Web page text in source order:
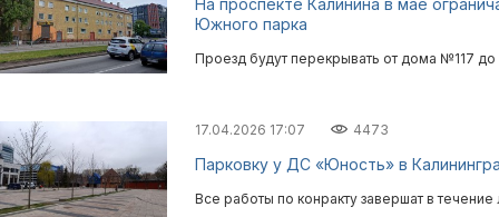
На проспекте Калинина в мае
Южного парка
Проезд будут перекрывать от дома №117
17.04.2026 17:07 4473
Парковку у ДС «Юность» в
Все работы по конракту завершат в течение